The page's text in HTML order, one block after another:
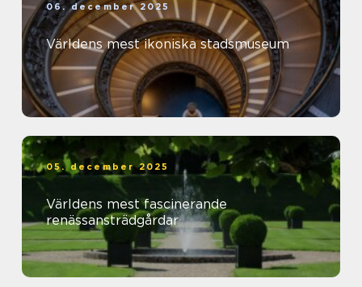
06. december 2025
Världens mest ikoniska stadsmuseum
05. december 2025
Världens mest fascinerande
renässansträdgårdar